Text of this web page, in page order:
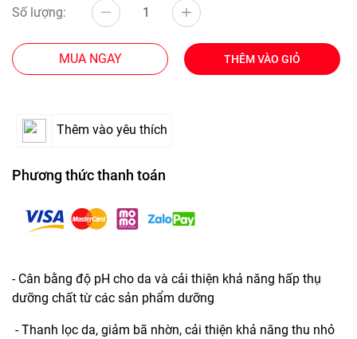
Số lượng:
MUA NGAY THÊM VÀO GIỎ
Thêm vào yêu thích
Phương thức thanh toán
- Cân bằng độ pH cho da và cải thiện khả năng hấp thụ
dưỡng chất từ ​​các sản phẩm dưỡng
- Thanh lọc da, giảm bã nhờn, cải thiện khả năng thu nhỏ